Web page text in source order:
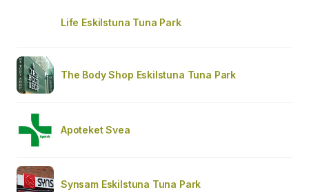
Life Eskilstuna Tuna Park
The Body Shop Eskilstuna Tuna Park
Apoteket Svea
Synsam Eskilstuna Tuna Park